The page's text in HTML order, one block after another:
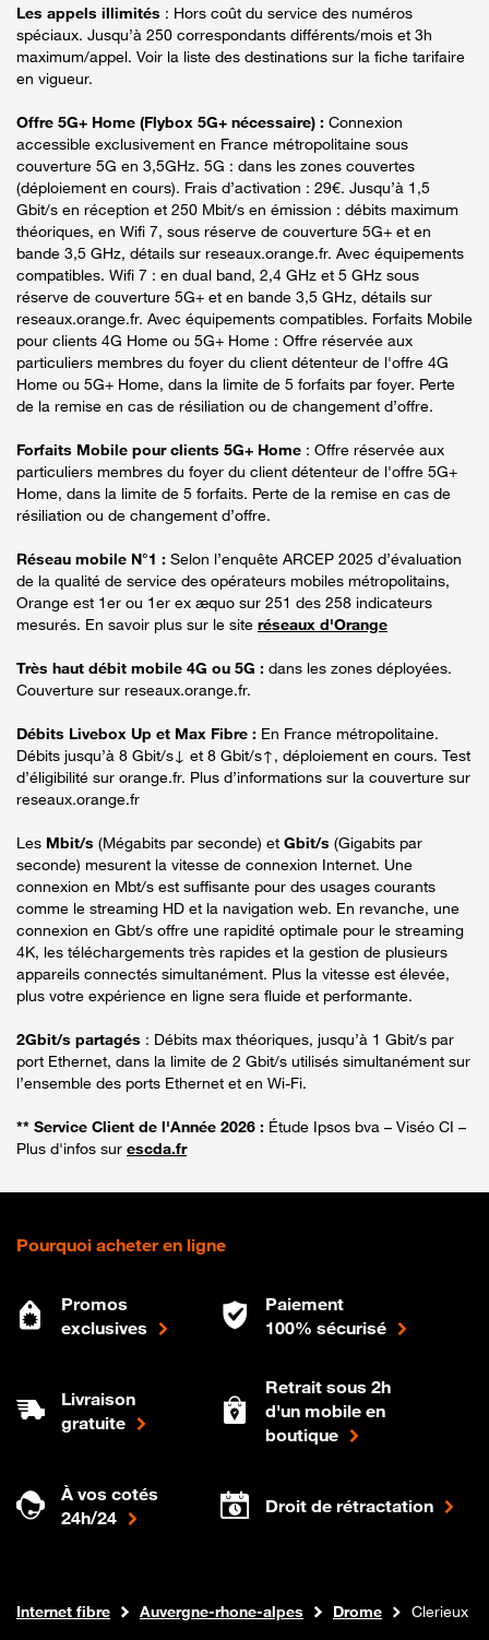
Les appels illimités : Hors coût du service des numéros
spéciaux. Jusqu’à 250 correspondants différents/mois et 3h
maximum/appel. Voir la liste des destinations sur la fiche tarifaire
en vigueur.
Offre 5G+ Home (Flybox 5G+ nécessaire) : Connexion
accessible exclusivement en France métropolitaine sous
couverture 5G en 3,5GHz. 5G : dans les zones couvertes
(déploiement en cours). Frais d’activation : 29€. Jusqu’à 1,5
Gbit/s en réception et 250 Mbit/s en émission : débits maximum
théoriques, en Wifi 7, sous réserve de couverture 5G+ et en
bande 3,5 GHz, détails sur reseaux.orange.fr. Avec équipements
compatibles. Wifi 7 : en dual band, 2,4 GHz et 5 GHz sous
réserve de couverture 5G+ et en bande 3,5 GHz, détails sur
reseaux.orange.fr. Avec équipements compatibles. Forfaits Mobile
pour clients 4G Home ou 5G+ Home : Offre réservée aux
particuliers membres du foyer du client détenteur de l'offre 4G
Home ou 5G+ Home, dans la limite de 5 forfaits par foyer. Perte
de la remise en cas de résiliation ou de changement d’offre.
Forfaits Mobile pour clients 5G+ Home : Offre réservée aux
particuliers membres du foyer du client détenteur de l'offre 5G+
Home, dans la limite de 5 forfaits. Perte de la remise en cas de
résiliation ou de changement d’offre.
Réseau mobile N°1 : Selon l’enquête ARCEP 2025 d’évaluation
de la qualité de service des opérateurs mobiles métropolitains,
Orange est 1er ou 1er ex æquo sur 251 des 258 indicateurs
mesurés. En savoir plus sur le site réseaux d'Orange
Très haut débit mobile 4G ou 5G : dans les zones déployées.
Couverture sur reseaux.orange.fr.
Débits Livebox Up et Max Fibre : En France métropolitaine.
Débits jusqu’à 8 Gbit/s↓ et 8 Gbit/s↑, déploiement en cours. Test
d’éligibilité sur orange.fr. Plus d’informations sur la couverture sur
reseaux.orange.fr
Les Mbit/s (Mégabits par seconde) et Gbit/s (Gigabits par
seconde) mesurent la vitesse de connexion Internet. Une
connexion en Mbt/s est suffisante pour des usages courants
comme le streaming HD et la navigation web. En revanche, une
connexion en Gbt/s offre une rapidité optimale pour le streaming
4K, les téléchargements très rapides et la gestion de plusieurs
appareils connectés simultanément. Plus la vitesse est élevée,
plus votre expérience en ligne sera fluide et performante.
2Gbit/s partagés : Débits max théoriques, jusqu’à 1 Gbit/s par
port Ethernet, dans la limite de 2 Gbit/s utilisés simultanément sur
l’ensemble des ports Ethernet et en Wi-Fi.
** Service Client de l'Année 2026 : Étude Ipsos bva – Viséo CI –
Plus d'infos sur escda.fr
Pourquoi acheter en ligne
Promos
exclusives
Paiement
100% sécurisé
Livraison
gratuite
Retrait sous 2h
d'un mobile en
boutique
À vos cotés
24h/24
Droit de rétractation
Boutique Orange
Internet fibre Auvergne-rhone-alpes Drome Clerieux